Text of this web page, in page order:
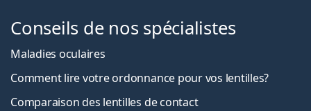
Conseils de nos spécialistes
Maladies oculaires
Comment lire votre ordonnance pour vos lentilles?
Comparaison des lentilles de contact